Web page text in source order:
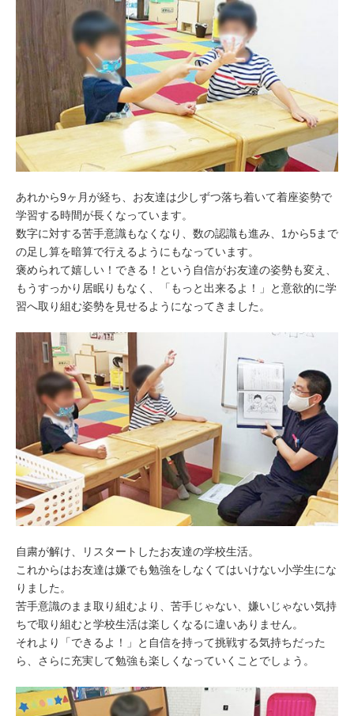
あれから9ヶ月が経ち、お友達は少しずつ落ち着いて着座姿勢で
学習する時間が長くなっています。
数字に対する苦手意識もなくなり、数の認識も進み、1から5まで
の足し算を暗算で行えるようにもなっています。
褒められて嬉しい！できる！という自信がお友達の姿勢も変え、
もうすっかり居眠りもなく、「もっと出来るよ！」と意欲的に学
習へ取り組む姿勢を見せるようになってきました。
自粛が解け、リスタートしたお友達の学校生活。
これからはお友達は嫌でも勉強をしなくてはいけない小学生にな
りました。
苦手意識のまま取り組むより、苦手じゃない、嫌いじゃない気持
ちで取り組むと学校生活は楽しくなるに違いありません。
それより「できるよ！」と自信を持って挑戦する気持ちだった
ら、さらに充実して勉強も楽しくなっていくことでしょう。